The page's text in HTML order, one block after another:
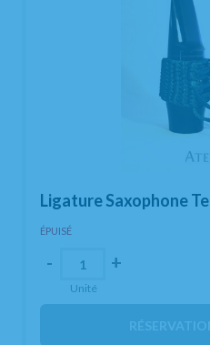
Ligature Saxophone
ÉPUISÉ
- +
Unité